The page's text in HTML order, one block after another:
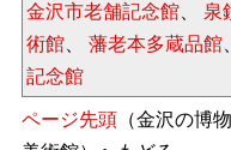
金沢市老舗記念館
泉
術館
藩老本多蔵品館
記念館
ページ先頭 （金沢の博